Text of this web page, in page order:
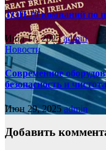
ТОП-10 компаний по
Июл 17, 2025admin
Новости
Современное
безопасность и чистота
Июн 29, 2025admin
Добавить